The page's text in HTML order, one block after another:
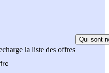
la liste des offres
Qui sont